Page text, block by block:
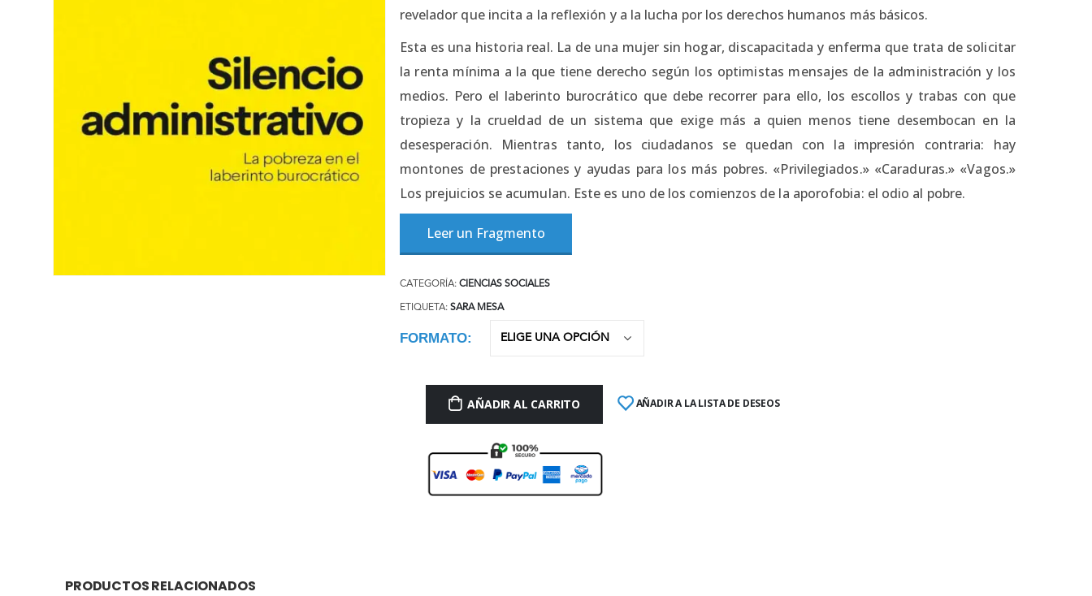
revelador que incita a la reflexión y a la lucha por los derechos humanos más básicos.
Esta es una historia real. La de una mujer sin hogar, discapacitada y enferma que trata de solicitar
la renta mínima a la que tiene derecho según los optimistas mensajes de la administración y los
medios. Pero el laberinto burocrático que debe recorrer para ello, los escollos y trabas con que
tropieza y la crueldad de un sistema que exige más a quien menos tiene desembocan en la
desesperación. Mientras tanto, los ciudadanos se quedan con la impresión contraria: hay
montones de prestaciones y ayudas para los más pobres. «Privilegiados.» «Caraduras.» «Vagos.»
Los prejuicios se acumulan. Este es uno de los comienzos de la aporofobia: el odio al pobre.
Leer un Fragmento
CATEGORÍA: CIENCIAS SOCIALES
ETIQUETA: SARA MESA
FORMATO
AÑADIR AL CARRITO AÑADIR A LA LISTA DE DESEOS
PRODUCTOS RELACIONADOS